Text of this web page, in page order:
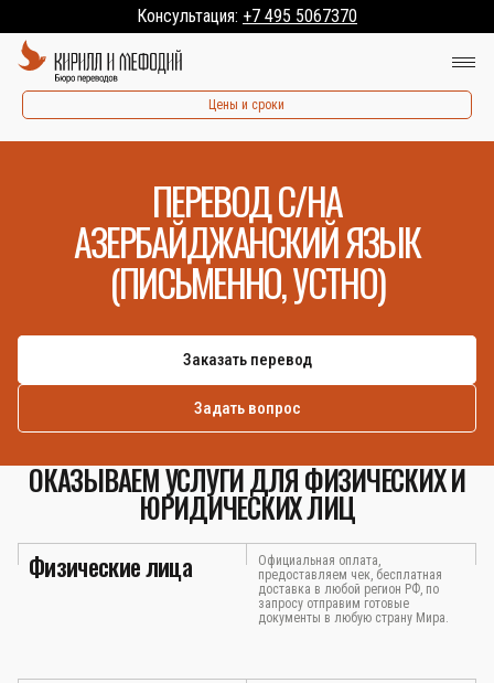
Консультация: +7 495 5067370
Цены и сроки
ПЕРЕВОД С/НА
АЗЕРБАЙДЖАНСКИЙ ЯЗЫК
(ПИСЬМЕННО, УСТНО)
Заказать перевод
Задать вопрос
ОКАЗЫВАЕМ УСЛУГИ ДЛЯ ФИЗИЧЕСКИХ И
ЮРИДИЧЕСКИХ ЛИЦ
Физические лица
Официальная оплата,
предоставляем чек, бесплатная
доставка в любой регион РФ, по
запросу отправим готовые
документы в любую страну Мира.